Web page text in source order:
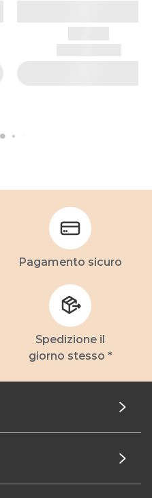
Pagamento sicuro
Spedizione il
giorno stesso *